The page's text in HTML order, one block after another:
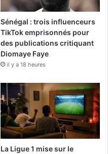
Sénégal : trois influenceurs
TikTok emprisonnés pour
des publications critiquant
Diomaye Faye
il y a 18 heures
La Ligue 1 mise sur le